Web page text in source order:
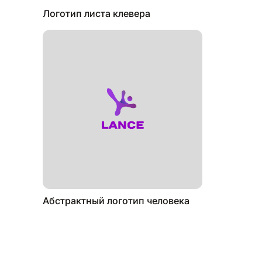
Логотип листа клевера
Абстрактный логотип человека